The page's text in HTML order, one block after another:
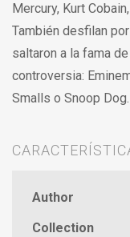
Mercury, Kurt
También desfilan
saltaron a la fama
controversia:
Smalls o Snoop
Author
Collection